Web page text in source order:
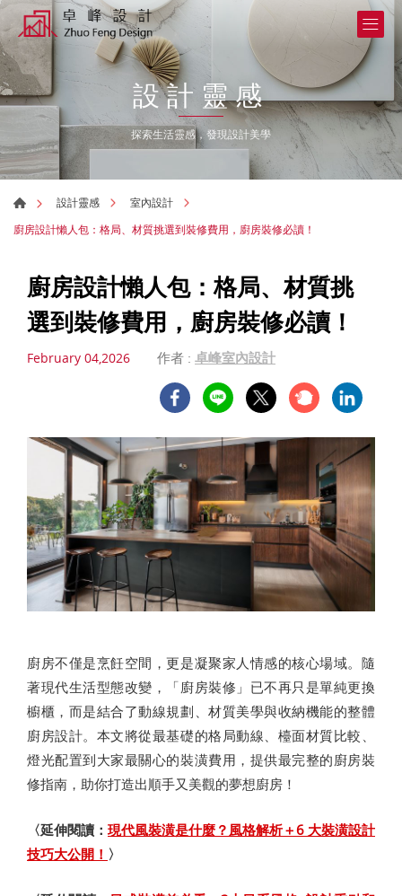
設計靈感
探索生活靈感，發現設計美學
設計靈感
室內設計
廚房設計懶人包：格局、材質挑選到裝修費用，廚房裝修必讀！
廚房設計懶人包：格局、材質挑
選到裝修費用，廚房裝修必讀！
February 04,2026 作者 : 卓峰室內設計
廚房不僅是烹飪空間，更是凝聚家人情感的核心場域。隨
著現代生活型態改變，「廚房裝修」已不再只是單純更換
櫥櫃，而是結合了動線規劃、材質美學與收納機能的整體
廚房設計。本文將從最基礎的格局動線、檯面材質比較、
燈光配置到大家最關心的裝潢費用，提供最完整的廚房裝
修指南，助你打造出順手又美觀的夢想廚房！
〈延伸閱讀： 現代風裝潢是什麼？風格解析＋6 大裝潢設計
技巧大公開！ 〉